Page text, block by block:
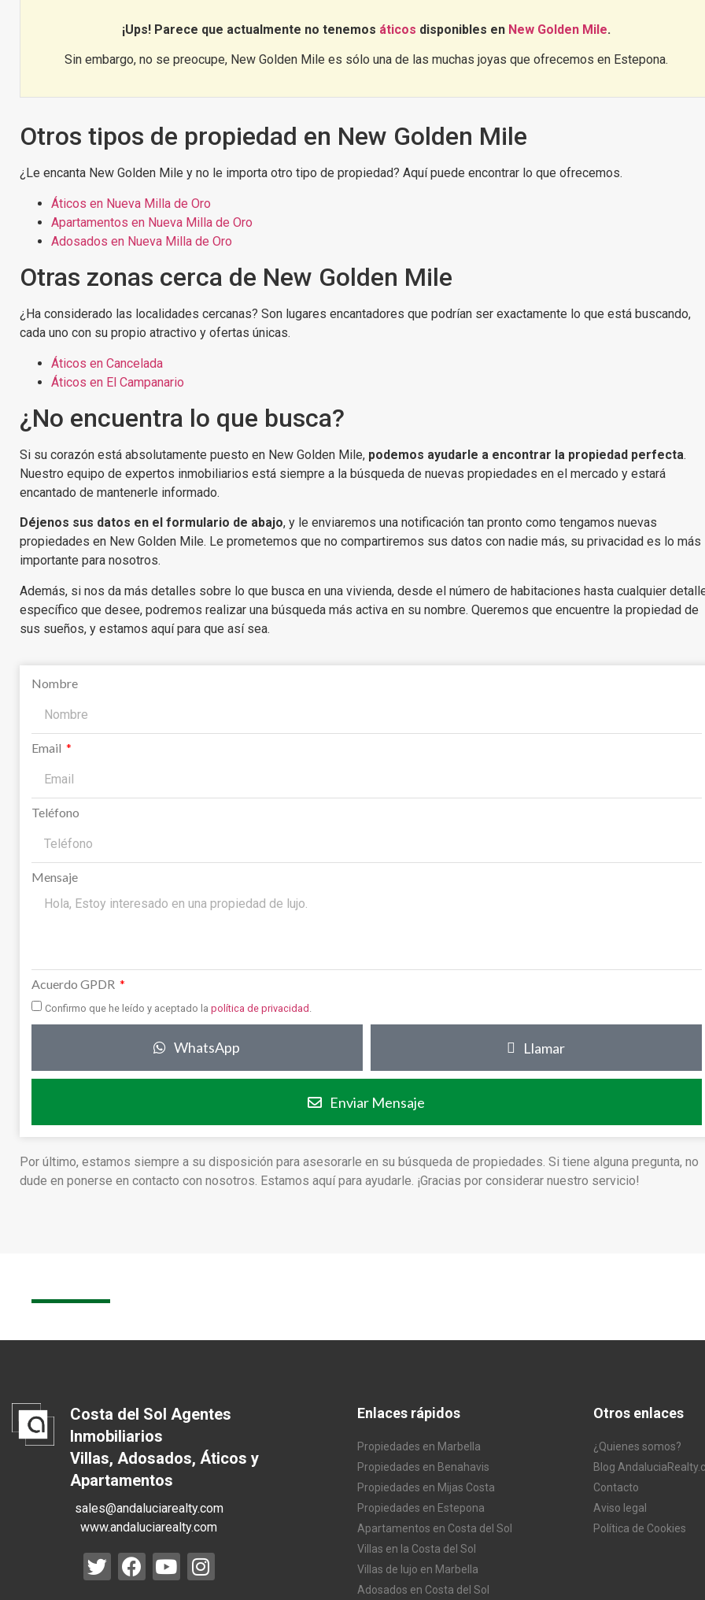
¡Ups! Parece que actualmente no tenemos áticos disponibles en New Golden Mile.
Sin embargo, no se preocupe, New Golden Mile es sólo una de las muchas joyas que ofrecemos en Estepona.
Otros tipos de propiedad en New Golden Mile
¿Le encanta New Golden Mile y no le importa otro tipo de propiedad? Aquí puede encontrar lo que ofrecemos.
Áticos en Nueva Milla de Oro
Apartamentos en Nueva Milla de Oro
Adosados en Nueva Milla de Oro
Otras zonas cerca de New Golden Mile
¿Ha considerado las localidades cercanas? Son lugares encantadores que podrían ser exactamente lo que está buscando,
cada uno con su propio atractivo y ofertas únicas.
Áticos en Cancelada
Áticos en El Campanario
¿No encuentra lo que busca?
Si su corazón está absolutamente puesto en New Golden Mile, podemos ayudarle a encontrar la propiedad perfecta.
Nuestro equipo de expertos inmobiliarios está siempre a la búsqueda de nuevas propiedades en el mercado y estará
encantado de mantenerle informado.
Déjenos sus datos en el formulario de abajo, y le enviaremos una notificación tan pronto como tengamos nuevas
propiedades en New Golden Mile. Le prometemos que no compartiremos sus datos con nadie más, su privacidad es lo más
importante para nosotros.
Además, si nos da más detalles sobre lo que busca en una vivienda, desde el número de habitaciones hasta cualquier
específico que desee, podremos realizar una búsqueda más activa en su nombre. Queremos que encuentre la propiedad de
sus sueños, y estamos aquí para que así sea.
Nombre
Email
Teléfono
Mensaje
Acuerdo GPDR
Confirmo que he leído y aceptado la política de privacidad
WhatsApp Llamar
Enviar Mensaje
Por último, estamos siempre a su disposición para asesorarle en su búsqueda de propiedades. Si tiene alguna pregunta, no
dude en ponerse en contacto con nosotros. Estamos aquí para ayudarle. ¡Gracias por considerar nuestro servicio!
Costa del Sol Agentes
Inmobiliarios
Villas, Adosados, Áticos y
Apartamentos
sales@andaluciarealty.com
www.andaluciarealty.com
Enlaces rápidos
Propiedades en Marbella
Propiedades en Benahavis
Propiedades en Mijas Costa
Propiedades en Estepona
Apartamentos en Costa del Sol
Villas en la Costa del Sol
Villas de lujo en Marbella
Adosados en Costa del Sol
Otros enlaces
¿Quienes somos?
Blog
Contacto
Aviso legal
Política de Cookies